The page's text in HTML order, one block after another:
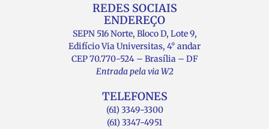
REDES SOCIAIS
ENDEREÇO
SEPN 516 Norte, Bloco D, Lote 9,
Edifício Via Universitas, 4° andar
CEP 70.770-524 – Brasília – DF
Entrada pela via W2
TELEFONES
(61) 3349-3300
(61) 3347-4951